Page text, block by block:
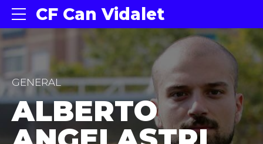
CF Can Vidalet
GENERAL
ALBERTO